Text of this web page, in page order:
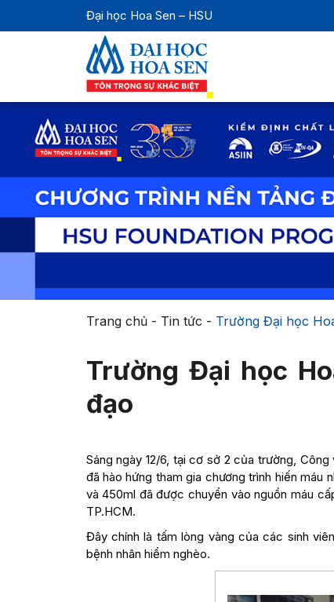
Đại học Hoa Sen – HSU
Trang chủ- Tin tức - Trường Đại học
Trường Đại học
đạo
Sáng ngày 12/6, tại cơ sở 2 của trường,
đã hào hứng tham gia chương trình hiến máu
và 450ml đã được chuyển vào nguồn máu
TP.HCM.
Đây chính là tấm lòng vàng của các sinh
bệnh nhân hiểm nghèo.